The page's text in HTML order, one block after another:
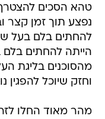
טהא הסכים
נפצע תוך זמן קצר
להחתים בלם בעל
הייתה להחתים בלם
מהסוכנים בליגת
וחזק שיוכל להפגין
מהר מאוד החלו